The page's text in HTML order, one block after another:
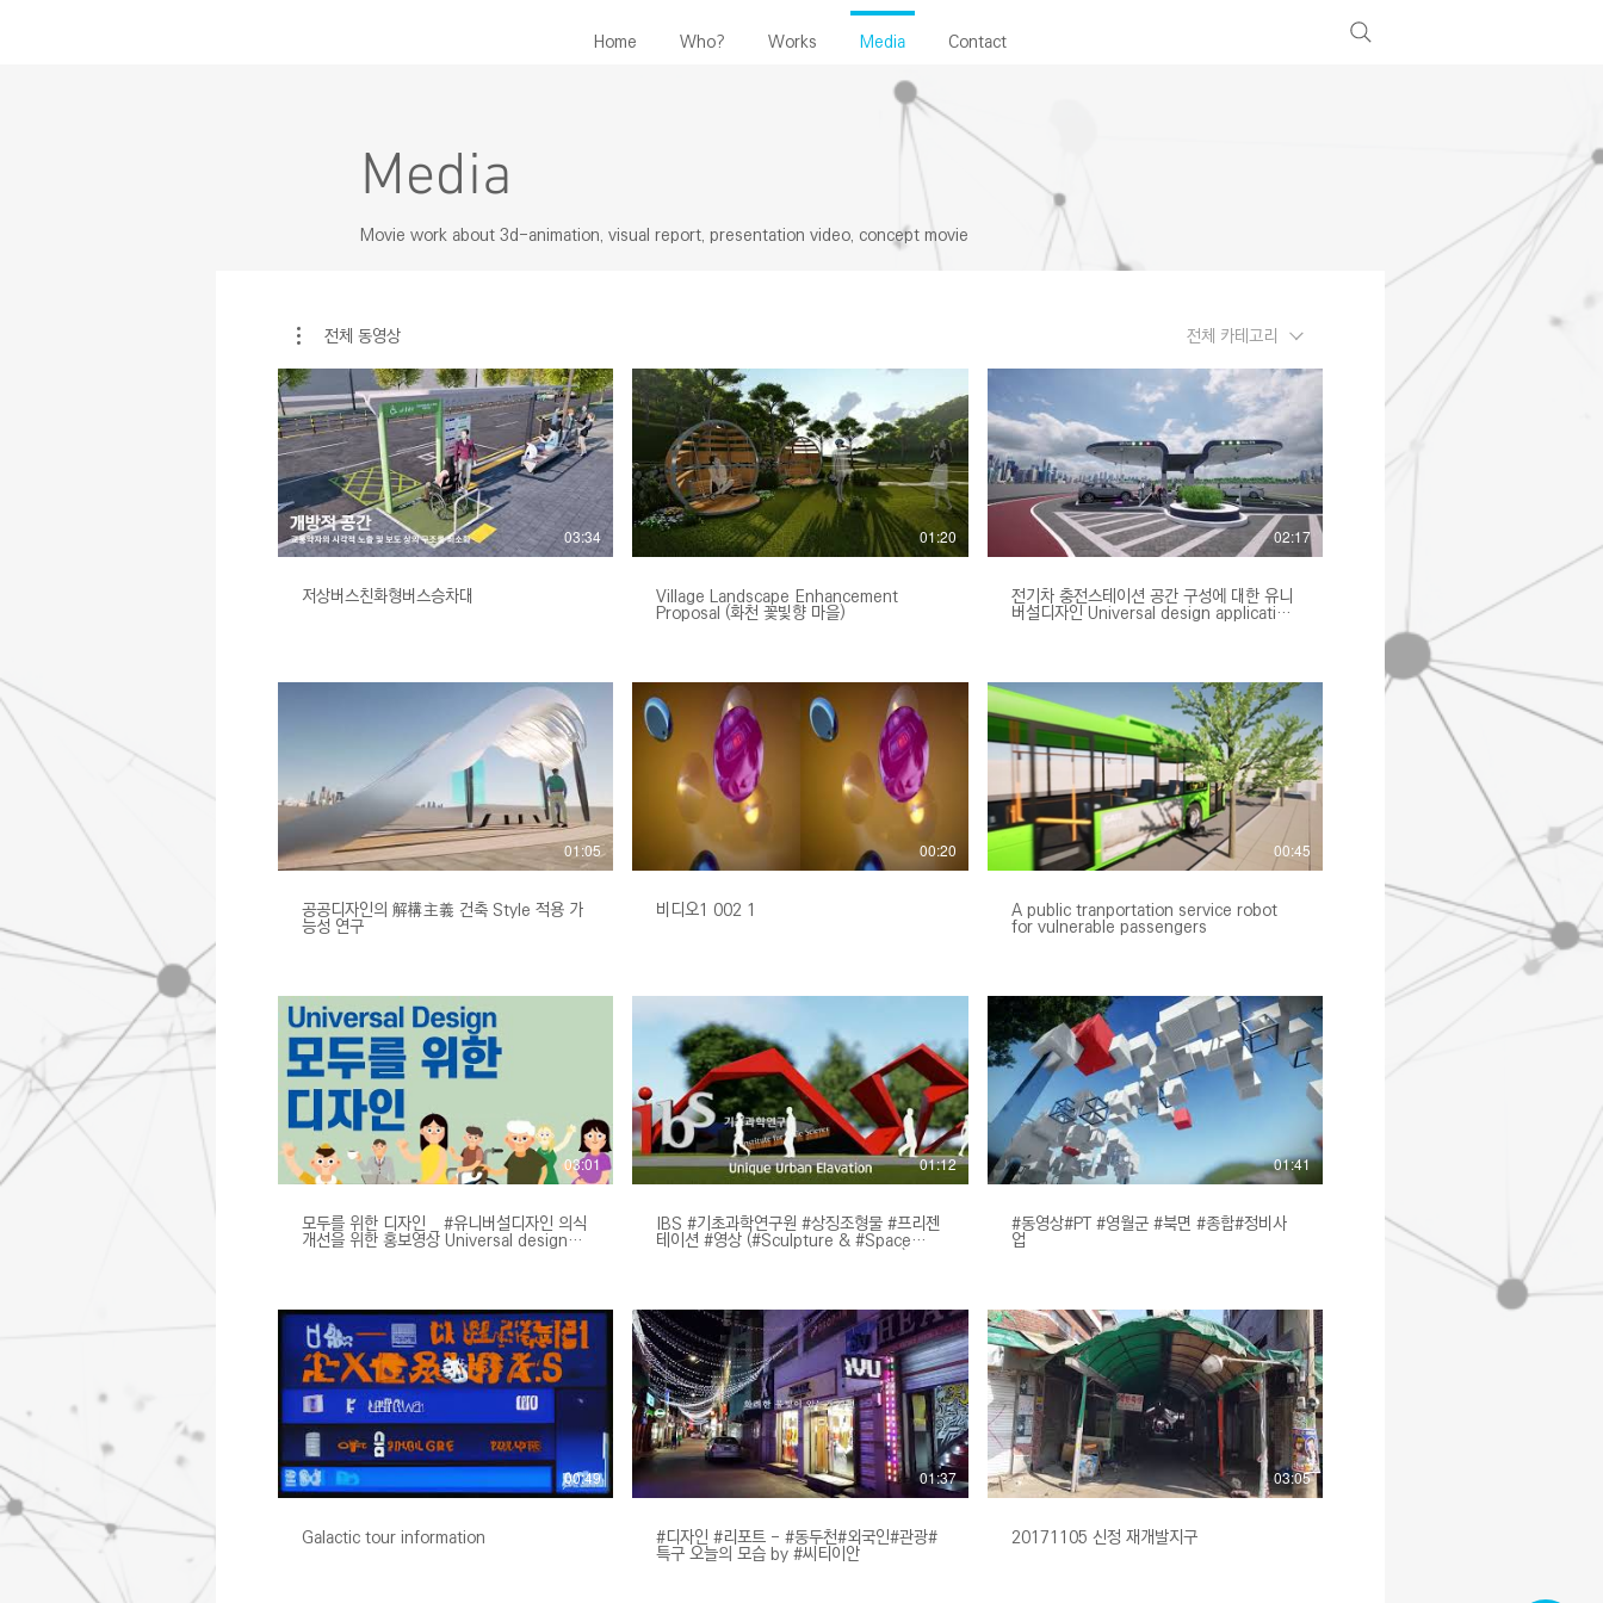
Home Who? Works Media Contact
Media
Movie work about 3d-animation, visual report, presentation video, concept movie
전체 동영상 전체 카테고리
03:34
저상버스친화형버스승차대
01:20
Village Landscape Enhancement
Proposal (화천 꽃빛향 마을)
02:17
전기차 충전스테이션 공간 구성에 대한 유니
버설디자인 Universal design application
for EV charging station space
01:05
공공디자인의 解構主義 건축 Style 적용 가
능성 연구
00:20
비디오1 002 1
00:45
A public tranportation service robot
for vulnerable passengers
03:01
모두를 위한 디자인 _ #유니버설디자인 의식
개선을 위한 홍보영상 Universal design
Guide animation
01:12
IBS #기초과학연구원 #상징조형물 #프리젠
테이션 #영상 (#Sculpture & #Space
#Design #Presentation Movie -7)
01:41
#동영상#PT #영월군 #북면 #종합#정비사
업
00:49
Galactic tour information
01:37
#디자인 #리포트 - #동두천#외국인#관광#
특구 오늘의 모습 by #씨티이안
03:05
20171105 신정 재개발지구